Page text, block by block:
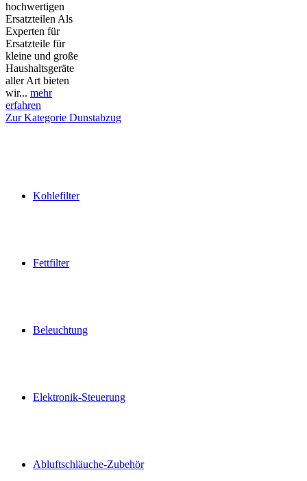
hochwertigen
Ersatzteilen Als
Experten für
Ersatzteile für
kleine und große
Haushaltsgeräte
aller Art bieten
wir... mehr
erfahren
Zur Kategorie Dunstabzug
Kohlefilter
Fettfilter
Beleuchtung
Elektronik-Steuerung
Abluftschläuche-Zubehör